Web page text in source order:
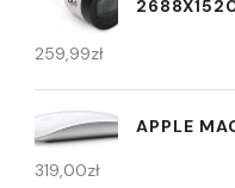
259,99zł
APPLE
319,00zł